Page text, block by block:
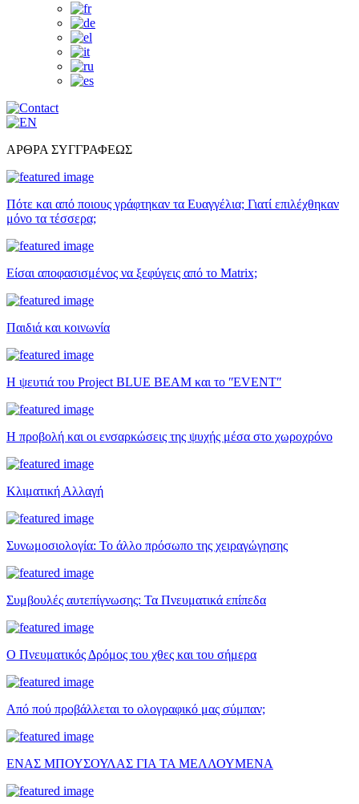
ΑΡΘΡΑ ΣΥΓΓΡΑΦΕΩΣ
Πότε και από ποιους γράφτηκαν τα Ευαγγέλια; Γιατί επιλέχθηκαν
μόνο τα τέσσερα;
Είσαι αποφασισμένος να ξεφύγεις από το Matrix;
Παιδιά και κοινωνία
Η ψευτιά του Project BLUE BEAM και το ʺEVENTʺ
Η προβολή και οι ενσαρκώσεις της ψυχής μέσα στο χωροχρόνο
Κλιματική Αλλαγή
Συνωμοσιολογία: Το άλλο πρόσωπο της χειραγώγησης
Συμβουλές αυτεπίγνωσης: Τα Πνευματικά επίπεδα
Ο Πνευματικός Δρόμος του χθες και του σήμερα
Από πού προβάλλεται το ολογραφικό μας σύμπαν;
ΕΝΑΣ ΜΠΟΥΣΟΥΛΑΣ ΓΙΑ ΤΑ ΜΕΛΛΟΥΜΕΝΑ